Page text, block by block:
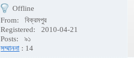
Offline
From:
বিক্রমপুর
Registered:
2010-04-21
Posts:
৯১
সম্মাননা : 14